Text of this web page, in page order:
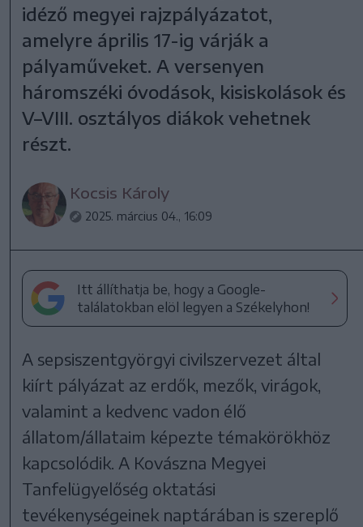
idéző megyei rajzpályázatot,
amelyre április 17-ig várják a
pályaműveket. A versenyen
háromszéki óvodások, kisiskolások és
V–VIII. osztályos diákok vehetnek
részt.
Kocsis Károly
2025. március 04., 16:09
Itt állíthatja be, hogy a Google-
találatokban elöl legyen a Székelyhon!
A sepsiszentgyörgyi civilszervezet által
kiírt pályázat az erdők, mezők, virágok,
valamint a kedvenc vadon élő
állatom/állataim képezte témakörökhöz
kapcsolódik. A Kovászna Megyei
Tanfelügyelőség oktatási
tevékenységeinek naptárában is szereplő